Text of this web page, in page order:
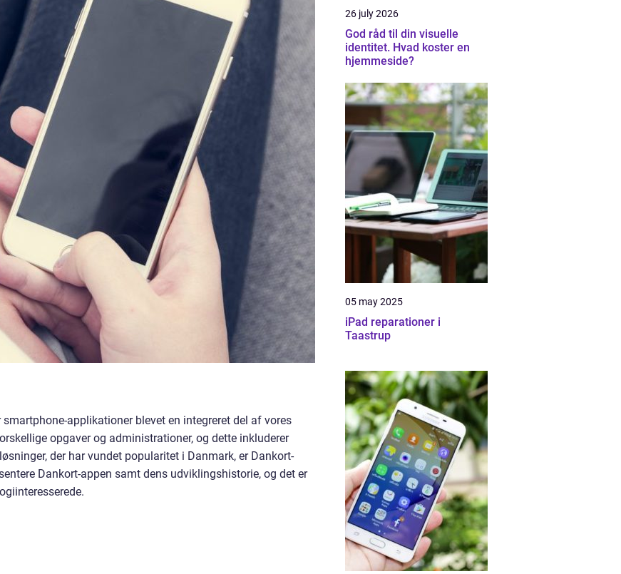
applikationer blevet en integreret del af vores
opgaver og administrationer, og dette inkluderer
der har vundet popularitet i Danmark, er Dankort-
Dankort-appen samt dens udviklingshistorie, og det er
26 july 2026
God råd til din visuelle
identitet. Hvad koster en
hjemmeside?
05 may 2025
iPad reparationer i
Taastrup